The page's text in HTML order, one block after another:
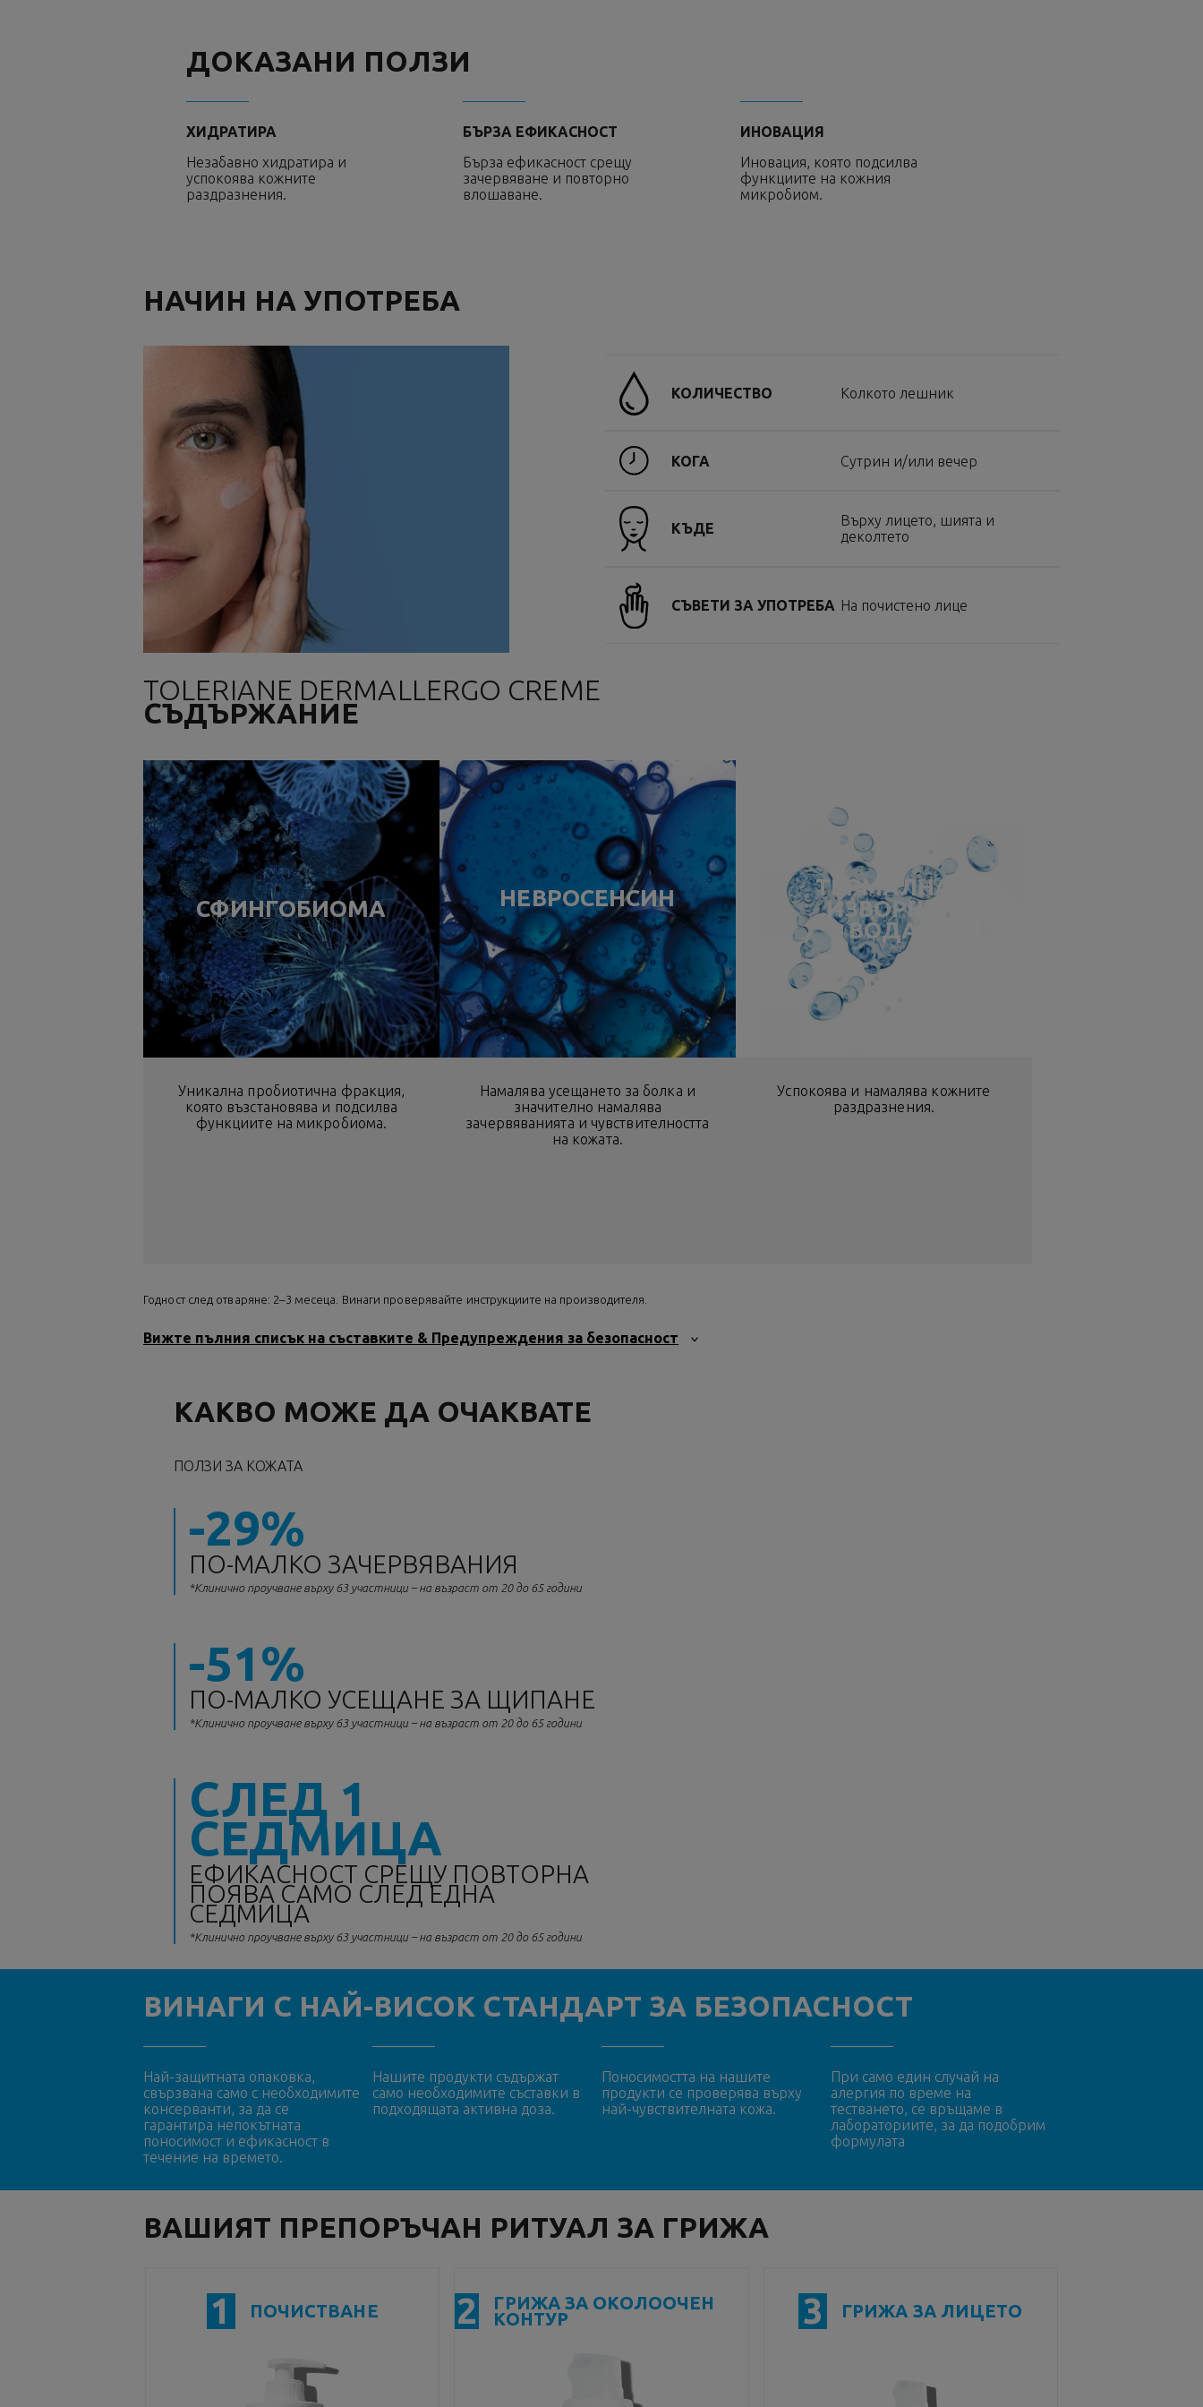
ДОКАЗАНИ ПОЛЗИ
ХИДРАТИРА
Незабавно хидратира и
успокоява кожните
раздразнения.
БЪРЗА ЕФИКАСНОСТ
Бърза ефикасност срещу
зачервяване и повторно
влошаване.
ИНОВАЦИЯ
Иновация, която подсилва
функциите на кожния
микробиом.
НАЧИН НА УПОТРЕБА
КОЛИЧЕСТВО Колкото лешник
КОГА Сутрин и/или вечер
КЪДЕ
Върху лицето, шията и
деколтето
СЪВЕТИ ЗА УПОТРЕБА На почистено лице
TOLERIANE DERMALLERGO CREME
СЪДЪРЖАНИЕ
СФИНГОБИОМА
Уникална пробиотична фракция,
която възстановява и подсилва
функциите на микробиома.
НЕВРОСЕНСИН
Намалява усещането за болка и
значително намалява
зачервяванията и чувствителността
на кожата.
ТЕРМАЛНА
ИЗВОРНА
ВОДА
Успокоява и намалява кожните
раздразнения.
Годност след отваряне: 2–3 месеца. Винаги проверявайте инструкциите на производителя.
Вижте пълния списък на съставките & Предупреждения за безопасност
КАКВО МОЖЕ ДА ОЧАКВАТЕ
ПОЛЗИ ЗА КОЖАТА
-29%
ПО-МАЛКО ЗАЧЕРВЯВАНИЯ
*Клинично проучване върху 63 участници – на възраст от 20 до 65 години
-51%
ПО-МАЛКО УСЕЩАНЕ ЗА ЩИПАНЕ
*Клинично проучване върху 63 участници – на възраст от 20 до 65 години
СЛЕД 1
СЕДМИЦА
ЕФИКАСНОСТ СРЕЩУ ПОВТОРНА
ПОЯВА САМО СЛЕД ЕДНА
СЕДМИЦА
*Клинично проучване върху 63 участници – на възраст от 20 до 65 години
ВИНАГИ С НАЙ-ВИСОК СТАНДАРТ ЗА БЕЗОПАСНОСТ
Най-защитната опаковка,
свързвана само с необходимите
консерванти, за да се
гарантира непокътната
поносимост и ефикасност в
течение на времето.
Нашите продукти съдържат
само необходимите съставки в
подходящата активна доза.
Поносимостта на нашите
продукти се проверява върху
най-чувствителната кожа.
При само един случай на
алергия по време на
тестването, се връщаме в
лабораториите, за да подобрим
формулата
ВАШИЯТ ПРЕПОРЪЧАН РИТУАЛ ЗА ГРИЖА
1 ПОЧИСТВАНЕ 2 ГРИЖА ЗА ОКОЛООЧЕН
КОНТУР 3 ГРИЖА ЗА ЛИЦЕТО